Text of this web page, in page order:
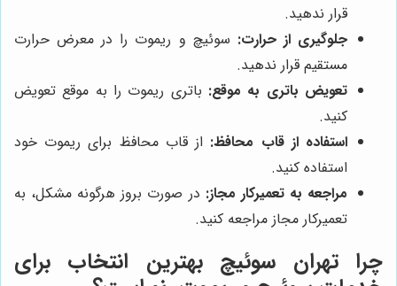
قرار ندهید.
جلوگیری از حرارت: سوئیچ و ریموت را در معرض حرارت
مستقیم قرار ندهید.
تعویض باتری به موقع: باتری ریموت را به موقع تعویض
کنید.
استفاده از قاب محافظ: از قاب محافظ برای ریموت خود
استفاده کنید.
مراجعه به تعمیرکار مجاز: در صورت بروز هرگونه مشکل، به
تعمیرکار مجاز مراجعه کنید.
چراتهران سوئیچ بهترین انتخاب برای